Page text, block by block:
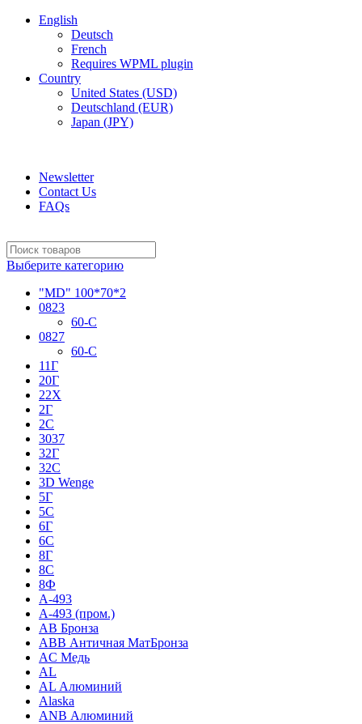
English
Deutsch
French
Requires WPML plugin
Country
United States (USD)
Deutschland (EUR)
Japan (JPY)
Newsletter
Contact Us
FAQs
Выберите категорию
"MD" 100*70*2
0823
60-C
0827
60-C
11Г
20Г
22Х
2Г
2С
3037
32Г
32С
3D Wenge
5Г
5С
6Г
6С
8Г
8С
8Ф
A-493
A-493 (пром.)
AB Бронза
ABB Античная МатБронза
AC Медь
AL
AL Алюминий
Alaska
ANB Алюминий